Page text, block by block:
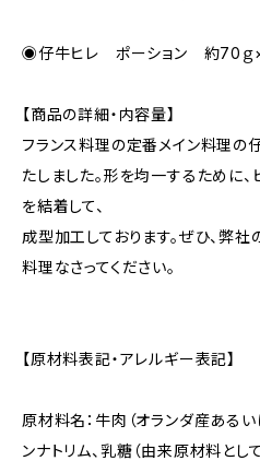
◉仔牛ヒレ ポーション 約70ｇ
【商品の詳細・内容量】
フランス料理の定番メイン料理の
たしました。形を均一するために
を結着して、
成型加工しております。ぜひ、弊
料理なさってください。
【原材料表記・アレルギー表記】
原材料名：牛肉（オランダ産あるい
ンナトリム、乳糖（由来原材料とし